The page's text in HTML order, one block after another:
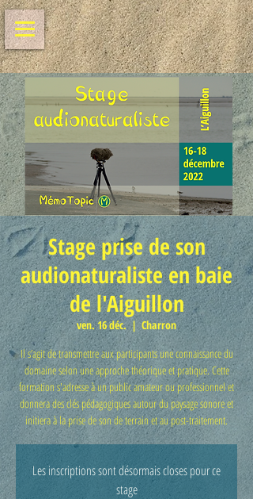
Stage prise de son
audionaturaliste en baie
de l'Aiguillon
ven. 16 déc.
  |
Charron
Il s’agit de transmettre aux participants une connaissance du
domaine selon une approche théorique et pratique. Cette
formation s'adresse à un public amateur ou professionnel et
donnera des clés pédagogiques autour du paysage sonore et
Les inscriptions sont désormais closes pour ce
stage